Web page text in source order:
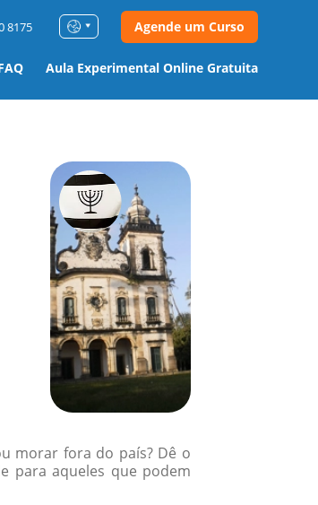
Aula Experimental Online Gratuita
8175 Agende um Curso
morar fora do país? Dê o
para aqueles que podem